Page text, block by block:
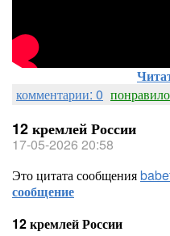
комментарии: 0
12 кремлей России
17-05-2026 20:58
Это цитата сообщения
сообщение
12 кремлей России